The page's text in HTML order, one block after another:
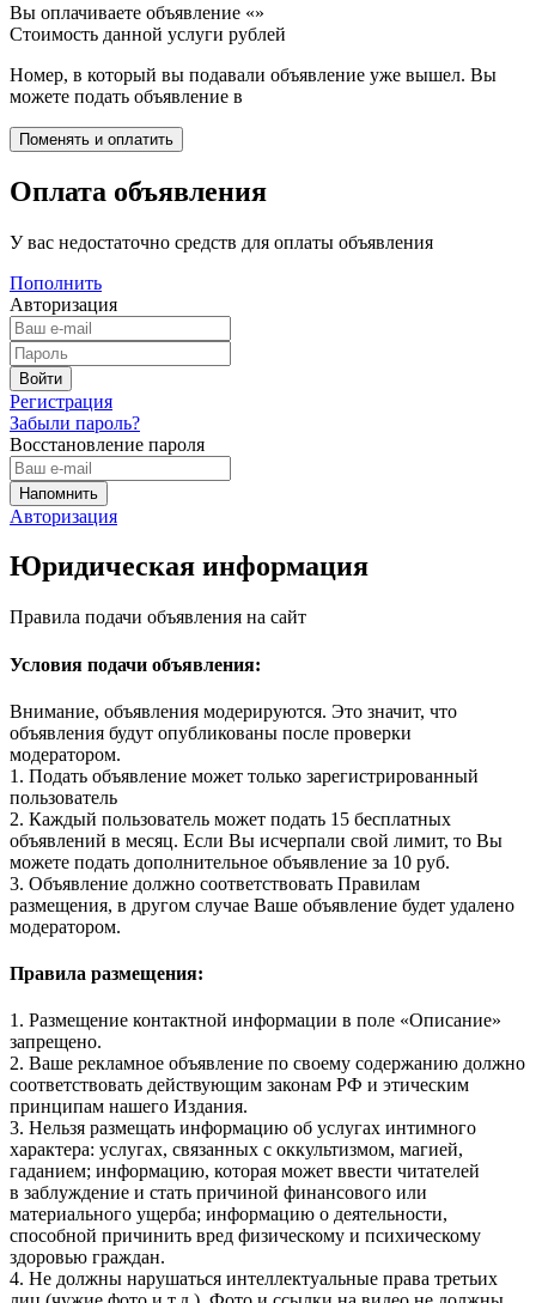
Вы оплачиваете объявление «»
Стоимость данной услуги рублей
Номер, в который вы подавали объявление уже вышел. Вы
можете подать объявление в
Оплата объявления
У вас недостаточно средств для оплаты объявления
Пополнить
Авторизация
Регистрация
Забыли пароль?
Восстановление пароля
Авторизация
Юридическая информация
Правила подачи объявления на сайт
Условия подачи объявления:
Внимание, объявления модерируются. Это значит, что
объявления будут опубликованы после проверки
модератором.
1. Подать объявление может только зарегистрированный
пользователь
2. Каждый пользователь может подать 15 бесплатных
объявлений в месяц. Если Вы исчерпали свой лимит, то Вы
можете подать дополнительное объявление за 10 руб.
3. Объявление должно соответствовать Правилам
размещения, в другом случае Ваше объявление будет удалено
модератором.
Правила размещения:
1. Размещение контактной информации в поле «Описание»
запрещено.
2. Ваше рекламное объявление по своему содержанию должно
соответствовать действующим законам РФ и этическим
принципам нашего Издания.
3. Нельзя размещать информацию об услугах интимного
характера: услугах, связанных с оккультизмом, магией,
гаданием; информацию, которая может ввести читателей
в заблуждение и стать причиной финансового или
материального ущерба; информацию о деятельности,
способной причинить вред физическому и психическому
здоровью граждан.
4. Не должны нарушаться интеллектуальные права третьих